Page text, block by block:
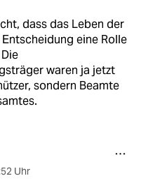
dass das Leben der
eine Rolle
waren ja jetzt
sondern Beamte
Uhr